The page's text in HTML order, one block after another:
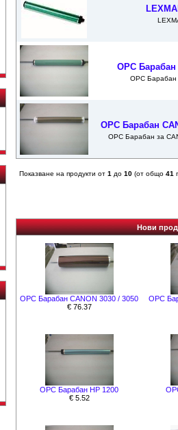
OPC Барабан
OPC Барабан
OPC Барабан
OPC Барабан за
Показване на продукти от 1 до 10(от общо 41
Нови
OPC Барабан CANON 3030 / 3050
€ 76.37
OPC
OPC Барабан HP 1200
€ 5.52